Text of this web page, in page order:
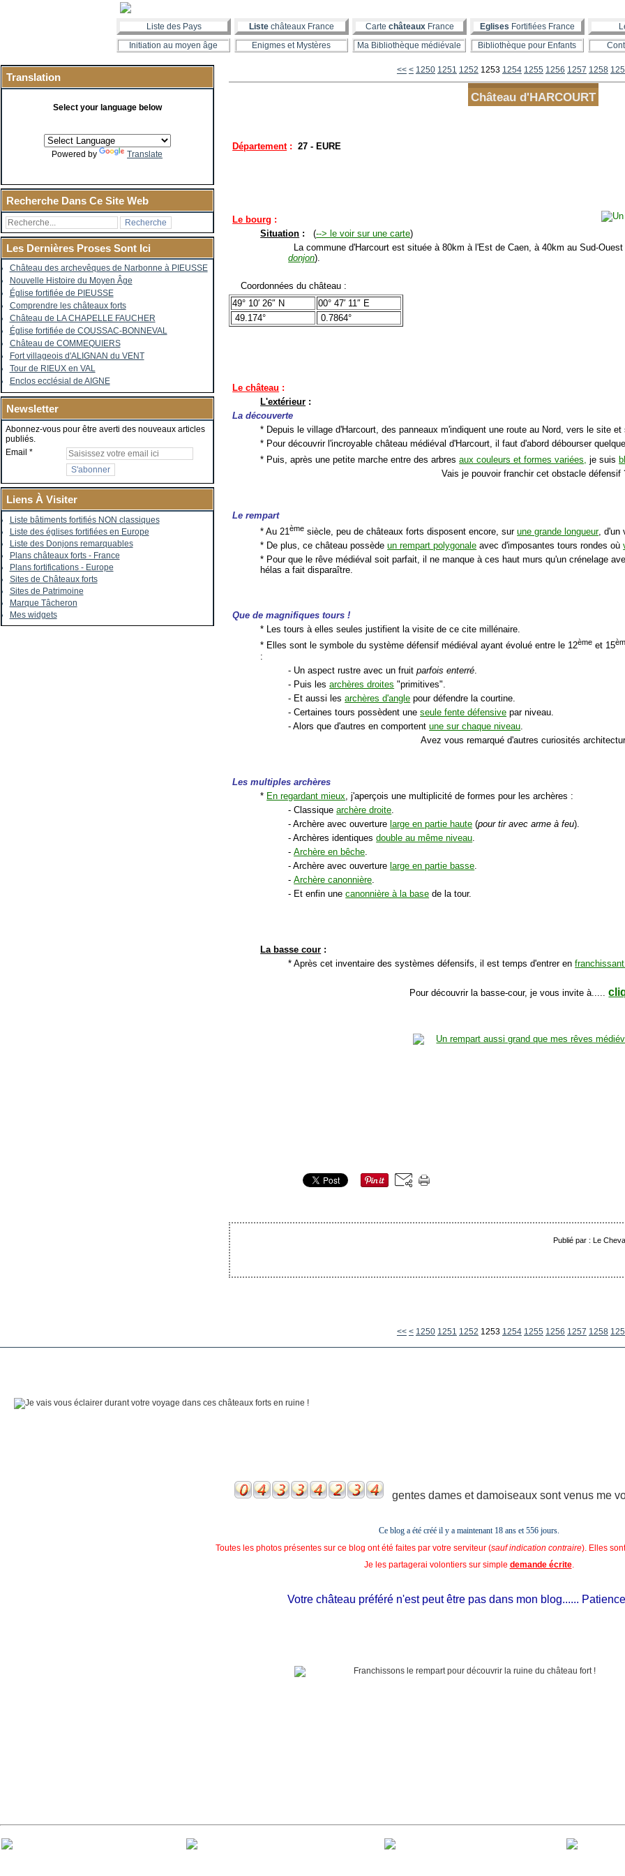
Liste des Pays Liste châteaux France Carte châteauxFrance Eglises Fortifiées France
Initiation au moyen âge
Enigmes et Mystères Ma Bibliothèque médiévale Bibliothèque pour Enfants
Translation
Select your language below
Powered by Translate
Recherche Dans Ce Site Web
Les Dernières Proses Sont Ici
Château des archevêques de Narbonne à PIEUSSE
Nouvelle Histoire du Moyen Âge
Église fortifiée de PIEUSSE
Comprendre les châteaux forts
Château de LA CHAPELLE FAUCHER
Église fortifiée de COUSSAC-BONNEVAL
Château de COMMEQUIERS
Fort villageois d'ALIGNAN du VENT
Tour de RIEUX en VAL
Enclos ecclésial de AIGNE
Newsletter
Abonnez-vous pour être averti des nouveaux articles
publiés.
Email
Liens À Visiter
Liste bâtiments fortifiés NON classiques
Liste des églises fortifiées en Europe
Liste des Donjons remarquables
Plans châteaux forts - France
Plans fortifications - Europe
Sites de Châteaux forts
Sites de Patrimoine
Marque Tâcheron
Mes widgets
<< < 1200
1210
1220
1230
1240
1250 1251 1252 1253 1254 1255 1256 1257 1258
Château d'HARCOURT
Département: 27 - EURE
Le bourg :
Situation : (--> le voir sur une carte)
La commune d'Harcourt est située à 80km à l'Est de Caen, à 40km au Sud-
donjon).
Coordonnées du château :
49° 10′ 26″ N
00° 47′ 11″ E
49.174°
0.7864°
Le château :
L'extérieur :
La découverte
* Depuis le village d'Harcourt, des panneaux m'indiquent une route au Nord, vers le site et
* Pour découvrir l'incroyable château médiéval d'Harcourt, il faut d'abord débourser
* Puis, après une petite marche entre des arbresaux couleurs et formes variées, je suis
Vais je pouvoir franchir cet obstacle défensif
Le rempart
* Au 21ème siècle, peu de châteaux forts disposent encore, surune grande longueur, d'un
* De plus, ce château possèdeun rempart polygonale avec d'imposantes tours rondes où
* Pour que le rêve médiéval soit parfait, il ne manque à ces haut murs qu'un crénelage
hélas a fait disparaître.
Que de magnifiques tours !
* Les tours à elles seules justifient la visite de ce cite millénaire.
* Elles sont le symbole du système défensif médiéval ayant évolué entre le 12ème et 15
:
- Un aspect rustre avec un fruitparfois enterré
- Puis lesarchères droites "primitives".
- Et aussi lesarchères d'angle pour défendre la courtine.
- Certaines tours possèdent uneseule fente défensive par niveau.
- Alors que d'autres en comportentune sur chaque niveau
Avez vous remarqué d'autres curiosités
Les multiples archères
* En regardant mieux , j'aperçois une multiplicité de formes pour les archères :
- Classiquearchère droite
- Archère avec ouverture large en partie haute (pour tir avec arme à feu).
- Archères identiquesdouble au même niveau
-Archère en bêche
- Archère avec ouverture large en partie basse
-Archère canonnière
- Et enfin unecanonnière à la base de la tour.
La basse cour :
* Après cet inventaire des systèmes défensifs, il est temps d'entrer en
Pour découvrir la basse-cour, je vous invite à.....
Publié par : Le
<< < 1200
1210
1220
1230
1240
1250 1251 1252 1253 1254 1255 1256 1257 1258
gentes dames et damoiseaux sont venus me
Ce blog a été créé il y a maintenant 18 ans et 556 jours.
Toutes les photos présentes sur ce blog ont été faites par votre serviteur (sauf indication contraire). Elles
Je les partagerai volontiers sur simple demande écrite.
Votre château préféré n'est peut être pas dans mon blog...... Patience,